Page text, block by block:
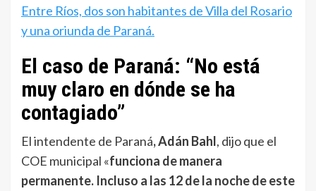
Entre Ríos, dos son habitantes de Villa del Rosario
y una oriunda de Paraná.
El caso de Paraná: “No está
muy claro en dónde se ha
contagiado”
El intendente de Paraná, Adán Bahl, dijo que el
COE municipal «funciona de manera
permanente. Incluso a las 12 de la noche de este